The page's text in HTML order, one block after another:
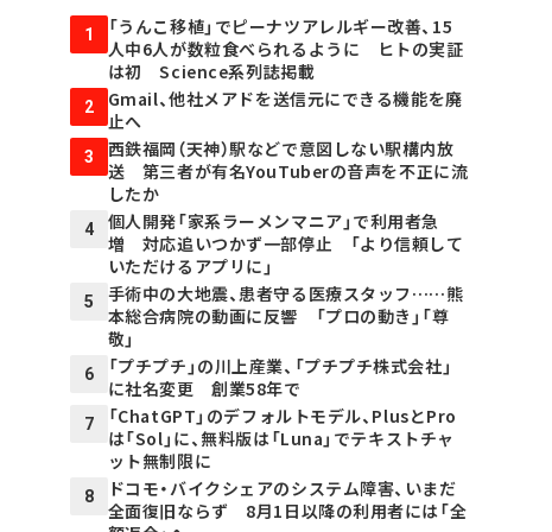
1
「うんこ移植」でピーナツアレルギー改善、15
人中6人が数粒食べられるように ヒトの実証
は初 Science系列誌掲載
2
Gmail、他社メアドを送信元にできる機能を廃
止へ
3
西鉄福岡（天神）駅などで意図しない駅構内放
送 第三者が有名YouTuberの音声を不正に流
したか
4
個人開発「家系ラーメンマニア」で利用者急
増 対応追いつかず一部停止 「より信頼して
いただけるアプリに」
5
手術中の大地震、患者守る医療スタッフ……熊
本総合病院の動画に反響 「プロの動き」「尊
敬」
6
「プチプチ」の川上産業、「プチプチ株式会社」
に社名変更 創業58年で
7
「ChatGPT」のデフォルトモデル、PlusとPro
は「Sol」に、無料版は「Luna」でテキストチャ
ット無制限に
8
ドコモ・バイクシェアのシステム障害、いまだ
全面復旧ならず 8月1日以降の利用者には「全